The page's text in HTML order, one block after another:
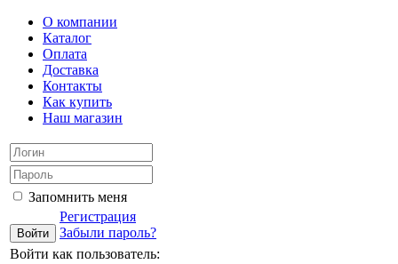
О компании
Каталог
Оплата
Доставка
Контакты
Как купить
Наш магазин
Запомнить меня
Регистрация
Забыли пароль?
Войти как пользователь: